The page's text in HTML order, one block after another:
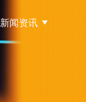
新闻资讯